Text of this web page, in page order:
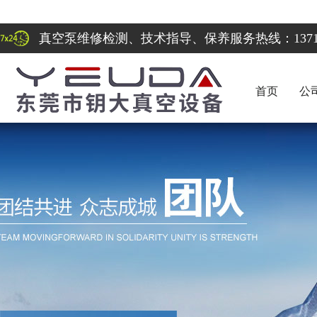
真空泵维修检测、技术指导、保养服务热线：
首页 公